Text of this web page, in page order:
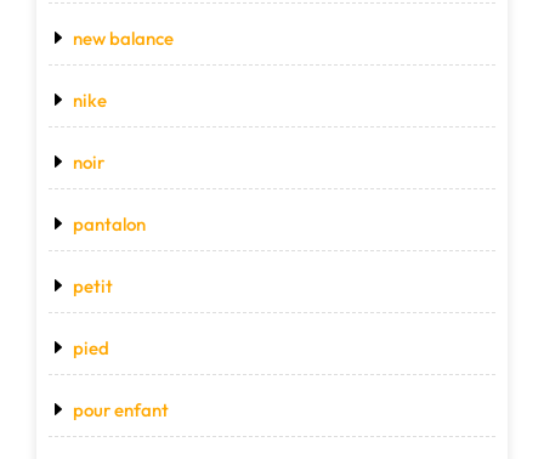
new balance
nike
noir
pantalon
petit
pied
pour enfant